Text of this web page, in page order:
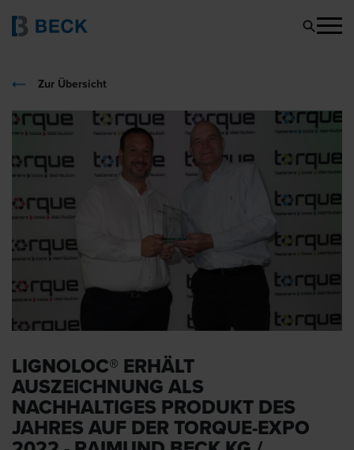
Zur Übersicht
LIGNOLOC® ERHÄLT
AUSZEICHNUNG ALS
NACHHALTIGES PRODUKT DES
JAHRES AUF DER TORQUE-EXPO